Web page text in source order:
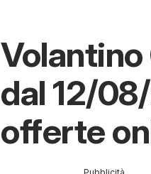
dal 12/
offerte